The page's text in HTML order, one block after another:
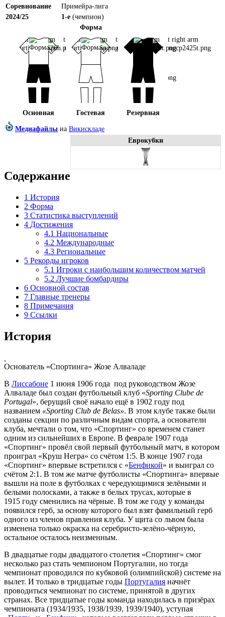
Соревнование
Примейра-лига
2024/25
1-е (чемпион)
Форма
Основная Гостевая Резервная
Медиафайлы на Викискладе
Еврокубки
Содержание
1 История
2 Форма
3 Статистика выступлений
4 Достижения
4.1 Национальные
4.2 Международные
4.3 Региональные
5 Рекорды игроков
5.1 Игроки с наибольшим количеством матчей
5.2 Лучшие бомбардиры
6 Основной состав
7 Главные тренеры
8 Примечания
9 Ссылки
История
Основатель «Спортинга» Жозе Алваладе
В Лиссабоне 1 июня 1906 года под руководством Жозе
Алваладе был создан футбольный клуб «Sporting Clube de
Portugal», берущий своё начало ещё в 1902 году под
названием «Sporting Club de Belas». В этом клубе также были
созданы секции по различным видам спорта, а основатели
клуба, мечтали о том, что «Спортинг» со временем станет
одним из сильнейших в Европе. В феврале 1907 года
«Спортинг» провёл свой первый футбольный матч, в котором
проиграл «Круш Негра» со счётом 1:5. В конце 1907 года
«Спортинг» впервые встретился с «Бенфикой» и выиграл со
счётом 2:1. В том же матче футболисты «Спортинга» впервые
вышли на поле в футболках с чередующимися зелёными и
белыми полосками, а также в белых трусах, которые в
1915 году сменились на чёрные. В том же году у команды
появился герб, за основу которого был взят фамильный герб
одного из членов правления клуба. У щита со львом была
изменена только окраска на серебристо-зелёно-чёрную,
остальное осталось неизменным.
В двадцатые годы двадцатого столетия «Спортинг» смог
несколько раз стать чемпионом Португалии, но тогда
чемпионат проводился по кубковой (олимпийской) системе на
вылет. И только в тридцатые годы Португалия начнёт
проводиться чемпионат по системе, принятой в других
странах. Все тридцатые годы команда находилась в призёрах
чемпионата (1934/1935, 1938/1939, 1939/1940), уступая